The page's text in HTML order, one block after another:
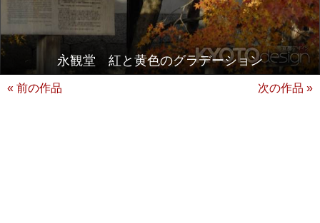
永観堂 紅と黄色のグラデーション
« 前の作品 次の作品 »